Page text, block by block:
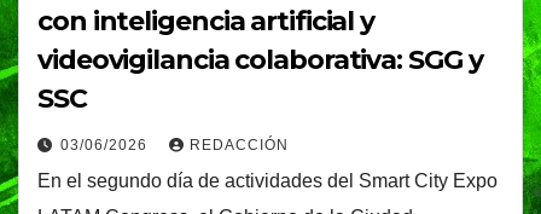
con inteligencia artificial y
videovigilancia colaborativa: SGG y
SSC
03/06/2026 REDACCIÓN
En el segundo día de actividades del Smart City Expo